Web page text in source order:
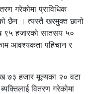
गरेकोमा प्राविधिक
छैन । त्यस्तै खरमुक्त छानो
९५ हजारको सातसय ५०
आवश्यकता पहिचान र
७३ हजार मूल्यका २० वटा
वितरण गरेकोमा